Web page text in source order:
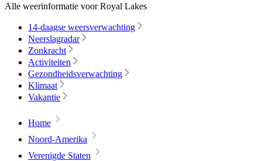
Alle weerinformatie voor Royal Lakes
14-daagse weersverwachting
Neerslagradar
Zonkracht
Activiteiten
Gezondheidsverwachting
Klimaat
Vakantie
Home
Noord-Amerika
Verenigde Staten